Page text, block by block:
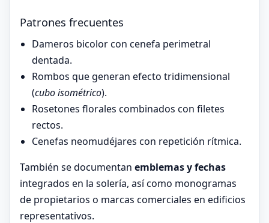
Patrones frecuentes
Dameros bicolor con cenefa perimetral
dentada.
Rombos que generan efecto tridimensional
(cubo isométrico).
Rosetones florales combinados con filetes
rectos.
Cenefas neomudéjares con repetición rítmica.
También se documentan emblemas y fechas
integrados en la solería, así como monogramas
de propietarios o marcas comerciales en edificios
representativos.